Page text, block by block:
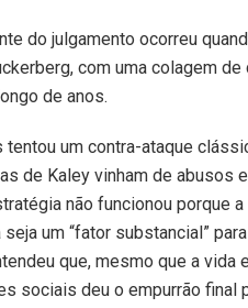
do julgamento ocorreu
com uma colagem
de anos.
um contra-ataque
de Kaley vinham de abusos
não funcionou porque
um “fator substancial”
que, mesmo que a
sociais deu o empurrão final